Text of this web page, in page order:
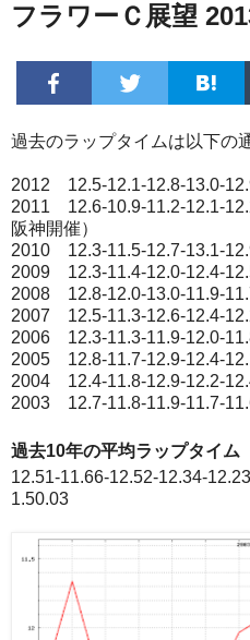
フラワーＣ展望
過去のラップタイムは以下の
2012 12.5-12.1-12.8-13.0-
2011 12.6-10.9-11.2-12.1-
阪神開催）
2010 12.3-11.5-12.7-13.1-
2009 12.3-11.4-12.0-12.4-
2008 12.8-12.0-13.0-11.9-
2007 12.5-11.3-12.6-12.4-
2006 12.3-11.3-11.9-12.0-
2005 12.8-11.7-12.9-12.4-
2004 12.4-11.8-12.9-12.2-
2003 12.7-11.8-11.9-11.7-
過去10年の平均ラップタイム
12.51-11.66-12.52-12.34-
1.50.03